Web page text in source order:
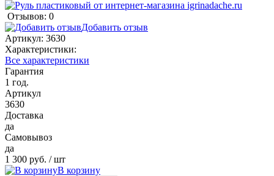
Отзывов: 0
Добавить отзыв
Артикул: 3630
Характеристики:
Все характеристики
Гарантия
1 год.
Артикул
3630
Доставка
да
Самовывоз
да
1 300 руб. / шт
В корзину